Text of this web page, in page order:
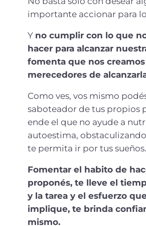
importante accionar para
Y no cumplir con lo que
hacer para alcanzar
fomenta que nos
merecedores de
Como ves, vos mismo
saboteador de tus propios
ende el que no ayude a
autoestima,
te permita ir por tus sueños.
Fomentar el habito de
proponés, te lleve el
y la tarea y el esfuerzo
implique, te brinda
mismo.